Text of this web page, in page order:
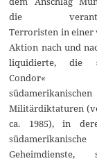
die
Terroristen in einer
Aktion nach und
liquidierte, die
südamerikanischen
Militärdiktaturen
ca. 1985), in
südamerikanische